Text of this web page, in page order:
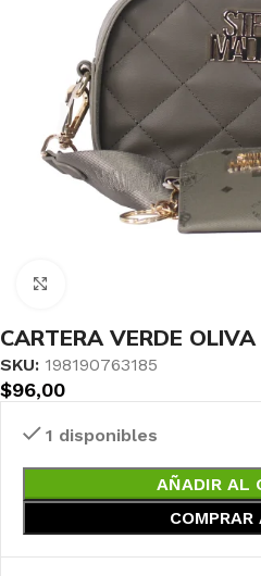
CARTERA VERDE
SKU: 198190763185
$96,00
1 disponibles
AÑADIR AL
COMPRAR